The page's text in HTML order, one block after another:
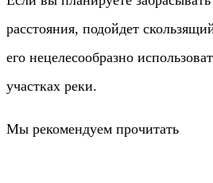
расстояния, подойдет
его нецелесообразно
участках реки.
Мы рекомендуем прочитать